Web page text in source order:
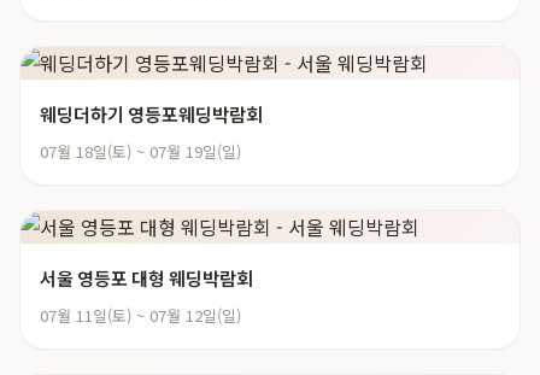
웨딩더하기 영등포웨딩박람회
07월 18일(토) ~ 07월 19일(일)
서울 영등포 대형 웨딩박람회
07월 11일(토) ~ 07월 12일(일)